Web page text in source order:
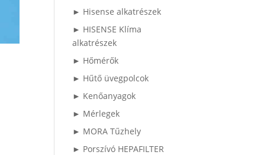
► Hisense alkatrészek
► HISENSE Klíma
alkatrészek
► Hőmérők
► Hűtő üvegpolcok
► Kenőanyagok
► Mérlegek
► MORA Tűzhely
► Porszívó HEPAFILTER